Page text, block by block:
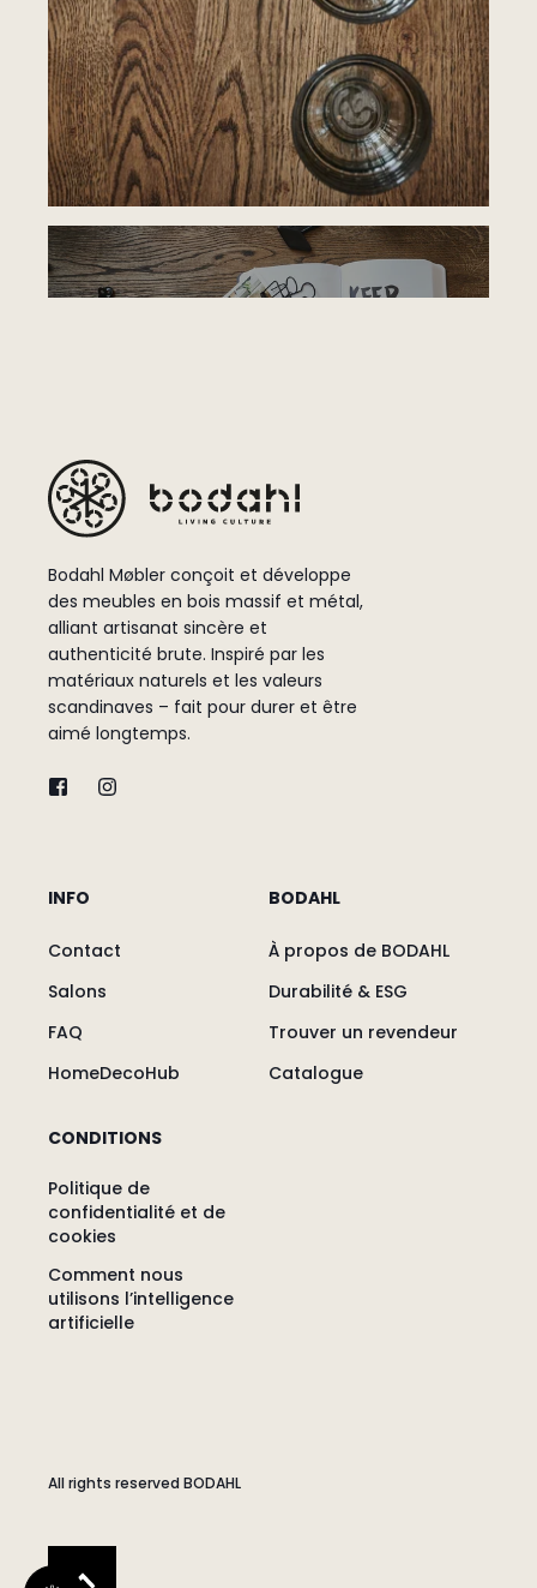
Bodahl Møbler conçoit et développe
des meubles en bois massif et métal,
alliant artisanat sincère et
authenticité brute. Inspiré par les
matériaux naturels et les valeurs
scandinaves – fait pour durer et être
aimé longtemps.
INFO
Contact
Salons
FAQ
HomeDecoHub
BODAHL
À propos de BODAHL
Durabilité & ESG
Trouver un revendeur
Catalogue
CONDITIONS
Politique de
confidentialité et de
cookies
Comment nous
utilisons l’intelligence
artificielle
All rights reserved BODAHL